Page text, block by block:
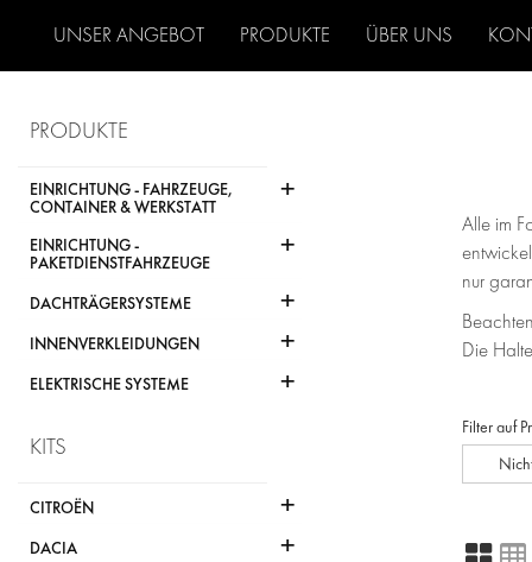
UNSER ANGEBOT PRODUKTE ÜBER UNS
PRODUKTE
EINRICHTUNG - FAHRZEUGE,
CONTAINER & WERKSTATT
+
EINRICHTUNG -
PAKETDIENSTFAHRZEUGE
+
DACHTRÄGERSYSTEME +
INNENVERKLEIDUNGEN +
ELEKTRISCHE SYSTEME +
KITS
CITROËN +
DACIA +
Alle im
nur
Die
Filter auf